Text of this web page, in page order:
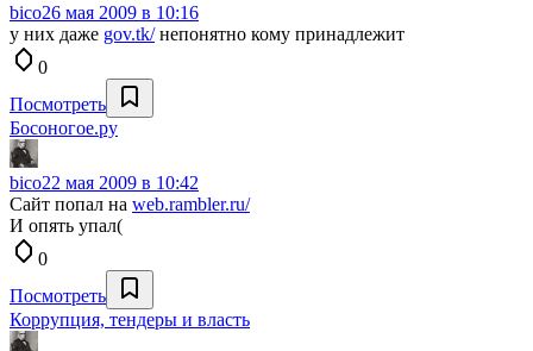
bico26 мая 2009 в 10:16
у них даже gov.tk/непонятно кому принадлежит
0
Посмотреть
Босоногое.ру
bico22 мая 2009 в 10:42
Сайт попал на web.rambler.ru/
И опять упал(
0
Посмотреть
Коррупция, тендеры и власть